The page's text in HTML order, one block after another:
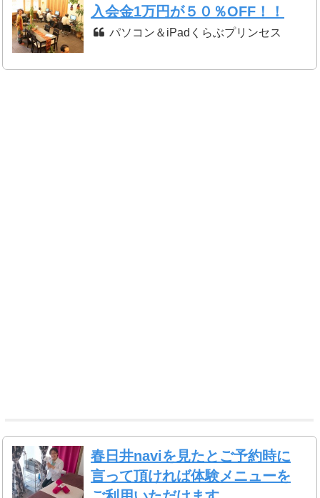
入会金1万円が５０％OFF！！
パソコン＆iPadくらぶプリンセス
春日井naviを見たとご予約時に
言って頂ければ体験メニューを